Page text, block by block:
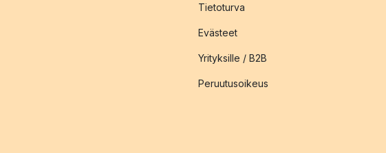
Tietoturva
Evästeet
Yrityksille / B2B
Peruutusoikeus